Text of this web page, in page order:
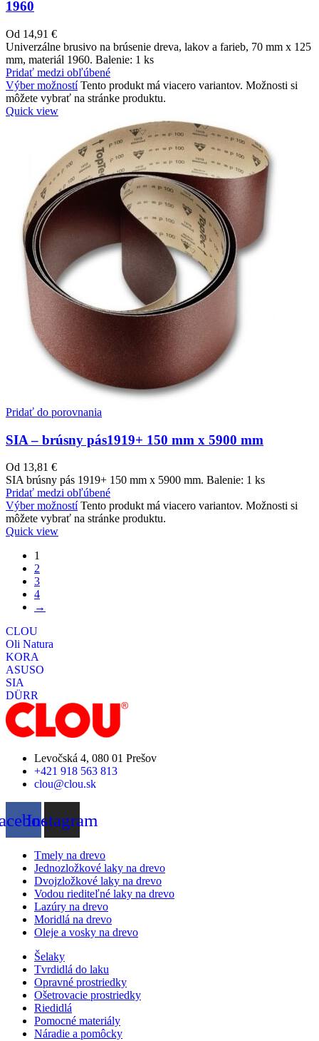
1960
Od 14,91 €
Univerzálne brusivo na brúsenie dreva, lakov a farieb, 70 mm x 125
mm, materiál 1960. Balenie: 1 ks
Pridať medzi obľúbené
Výber možností Tento produkt má viacero variantov. Možnosti si
môžete vybrať na stránke produktu.
Quick view
Pridať do porovnania
SIA – brúsny pás1919+ 150 mm x 5900 mm
Od 13,81 €
SIA brúsny pás 1919+ 150 mm x 5900 mm. Balenie: 1 ks
Pridať medzi obľúbené
Výber možností Tento produkt má viacero variantov. Možnosti si
môžete vybrať na stránke produktu.
Quick view
1
2
3
4
→
CLOU
Oli Natura
KORA
ASUSO
SIA
DÜRR
Levočská 4, 080 01 Prešov
+421 918 563 813
clou@clou.sk
Instagram
Tmely na drevo
Jednozložkové laky na drevo
Dvojzložkové laky na drevo
Vodou riediteľné laky na drevo
Lazúry na drevo
Moridlá na drevo
Oleje a vosky na drevo
Šelaky
Tvrdidlá do laku
Opravné prostriedky
Ošetrovacie prostriedky
Riedidlá
Pomocné materiály
Náradie a pomôcky